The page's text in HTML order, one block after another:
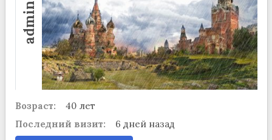
admin
Возраст:
40 лет
Последний визит:
6 дней назад